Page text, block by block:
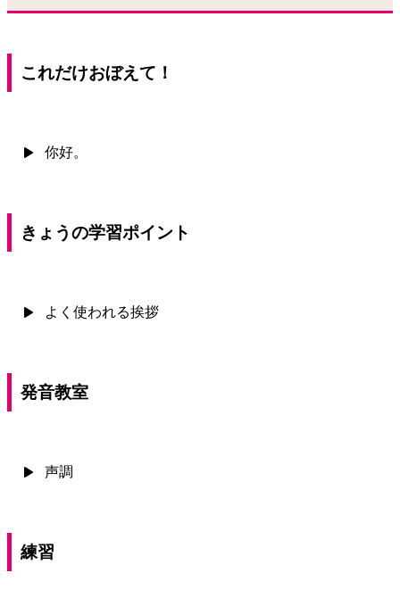
これだけおぼえて！
你好。
きょうの学習ポイント
よく使われる挨拶
発音教室
声調
練習